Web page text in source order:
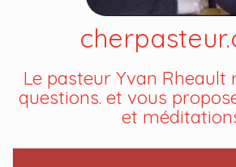
Le pasteur Yvan Rheault
questions. et vous
et